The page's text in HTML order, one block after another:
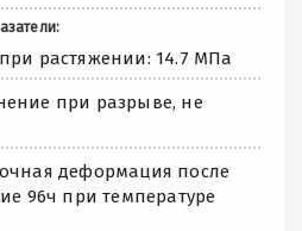
растяжении: 14.7 МПа
при разрыве, не
деформация после
96ч при температуре